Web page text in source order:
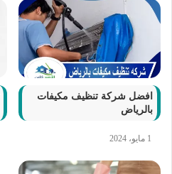
افضل شركة تنظيف مكيفات
بالرياض
1 مايو، 2024